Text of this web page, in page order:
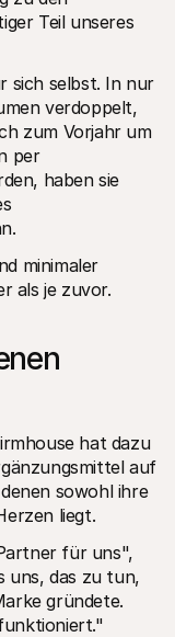
Teil unseres
sich selbst. In nur
verdoppelt,
zum Vorjahr um
per
haben sie
minimaler
als je zuvor.
hat dazu
auf
sowohl ihre
liegt.
für uns",
uns, das zu tun,
gründete.